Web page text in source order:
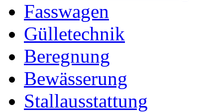
Fasswagen
Gülletechnik
Beregnung
Bewässerung
Stallausstattung